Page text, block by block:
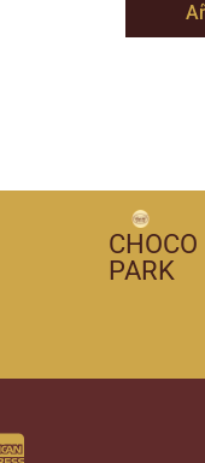
CHOCO
PARK